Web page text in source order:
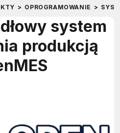
> OPROGRAMOWANIE >
system
produkcją